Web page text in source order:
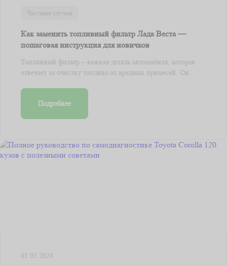
Частные случаи
Как заменить топливный фильтр Лада Веста —
пошаговая инструкция для новичков
Топливный фильтр – важная деталь автомобиля, которая
отвечает за очистку топлива от вредных примесей. Он ...
Подробнее
01.05.2026